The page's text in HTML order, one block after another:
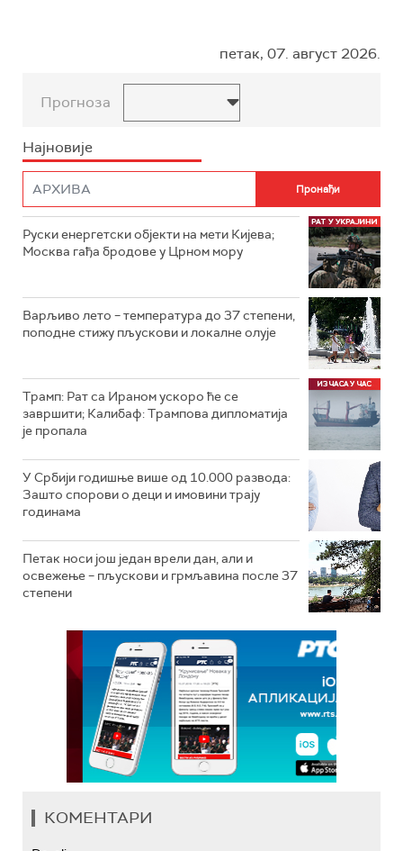
петак, 07. август 2026.
Прогноза
Најновије
Руски енергетски објекти на мети Кијева;
Москва гађа бродове у Црном мору
Варљиво лето – температура до 37 степени,
поподне стижу пљускови и локалне олује
Трамп: Рат са Ираном ускоро ће се
завршити; Калибаф: Трампова дипломатија
је пропала
У Србији годишње више од 10.000 развода:
Зашто спорови о деци и имовини трају
годинама
Петак носи још један врели дан, али и
освежење – пљускови и грмљавина после 37
степени
КОМЕНТАРИ